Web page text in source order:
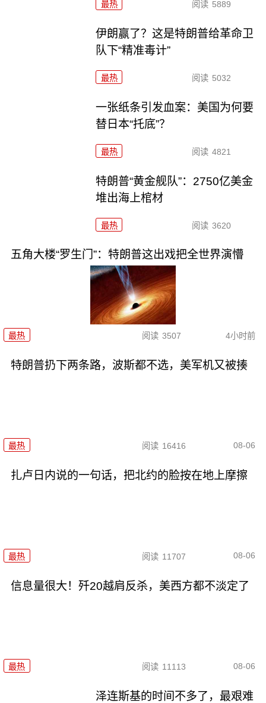
最热 阅读 5889
伊朗赢了？这是特朗普给革命卫
队下“精准毒计”
最热 阅读 5032
一张纸条引发血案：美国为何要
替日本“托底”？
最热 阅读 4821
特朗普“黄金舰队”：2750亿美金
堆出海上棺材
最热 阅读 3620
五角大楼“罗生门”：特朗普这出戏把全世界演懵
最热 阅读 3507 4小时前
特朗普扔下两条路，波斯都不选，美军机又被揍
最热 阅读 16416 08-06
扎卢日内说的一句话，把北约的脸按在地上摩擦
最热 阅读 11707 08-06
信息量很大！歼20越肩反杀，美西方都不淡定了
最热 阅读 11113 08-06
泽连斯基的时间不多了，最艰难